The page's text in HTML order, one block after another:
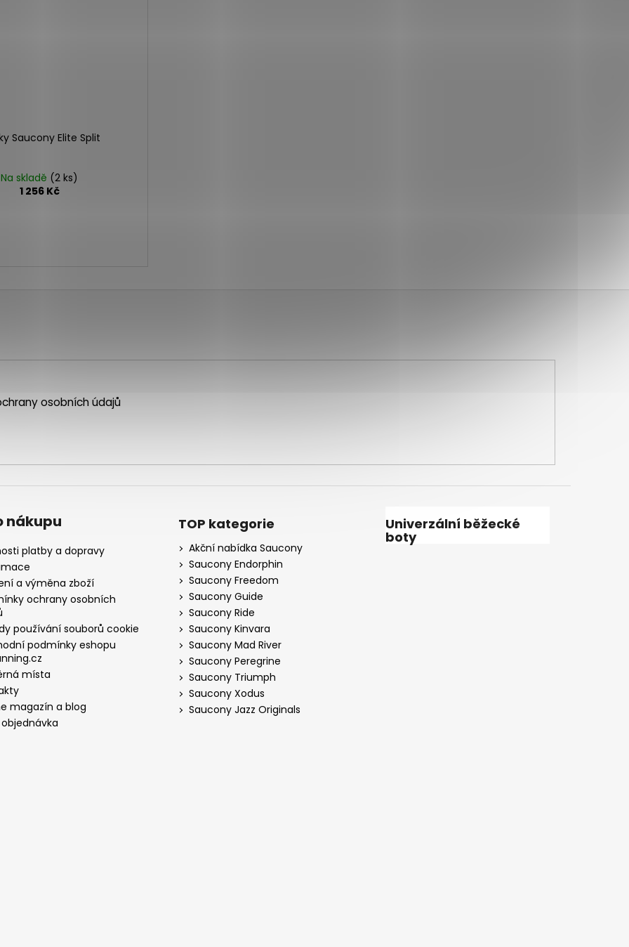
Saucony Elite Split
Na skladě (2 ks)
1 256 Kč
osobních údajů
nákupu
platby a dopravy
a výměna zboží
ochrany osobních
používání souborů cookie
podmínky eshopu
místa
magazín a blog
TOP kategorie
Akční nabídka Saucony
Saucony Endorphin
Saucony Freedom
Saucony Guide
Saucony Ride
Saucony Kinvara
Saucony Mad River
Saucony Peregrine
Saucony Triumph
Saucony Xodus
Saucony Jazz Originals
Univerzální běžecké
boty